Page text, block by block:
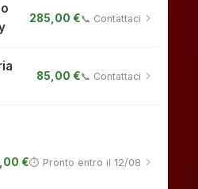
285,00 €📞 Contattaci chevron_right
85,00 €📞 Contattaci chevron_right
€⏱ Pronto entro il 12/08 chevron_right